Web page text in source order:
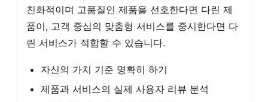
친화적이며 고품질인 제품을 선호한다면 다린 제
품이, 고객 중심의 맞춤형 서비스를 중시한다면 다
린 서비스가 적합할 수 있습니다.
자신의 가치 기준 명확히 하기
제품과 서비스의 실제 사용자 리뷰 분석